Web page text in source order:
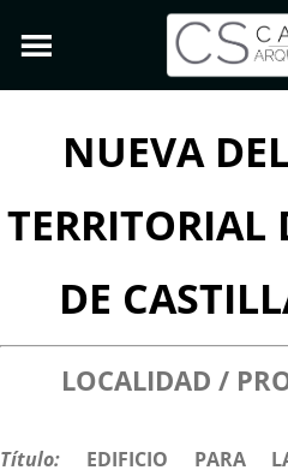
NUEVA
TERRITORIAL
DE
LOCALIDAD /
Título: EDIFICIO PARA